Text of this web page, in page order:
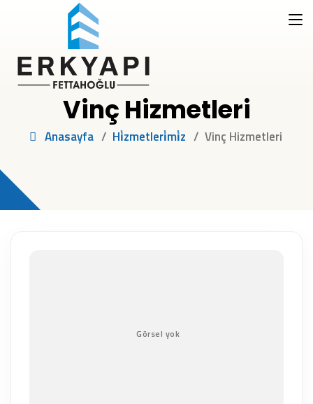
Vinç Hizmetleri
Anasayfa Hi̇zmetleri̇mi̇z Vinç Hizmetleri